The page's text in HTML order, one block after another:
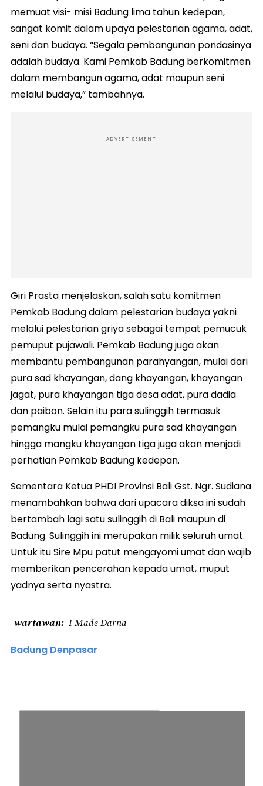
memuat visi- misi Badung lima tahun kedepan,
sangat komit dalam upaya pelestarian agama, adat,
seni dan budaya. “Segala pembangunan pondasinya
adalah budaya. Kami Pemkab Badung berkomitmen
dalam membangun agama, adat maupun seni
melalui budaya,” tambahnya.
ADVERTISEMENT
Giri Prasta menjelaskan, salah satu komitmen
Pemkab Badung dalam pelestarian budaya yakni
melalui pelestarian griya sebagai tempat pemucuk
pemuput pujawali. Pemkab Badung juga akan
membantu pembangunan parahyangan, mulai dari
pura sad khayangan, dang khayangan, khayangan
jagat, pura khayangan tiga desa adat, pura dadia
dan paibon. Selain itu para sulinggih termasuk
pemangku mulai pemangku pura sad khayangan
hingga mangku khayangan tiga juga akan menjadi
perhatian Pemkab Badung kedepan.
Sementara Ketua PHDI Provinsi Bali Gst. Ngr. Sudiana
menambahkan bahwa dari upacara diksa ini sudah
bertambah lagi satu sulinggih di Bali maupun di
Badung. Sulinggih ini merupakan milik seluruh umat.
Untuk itu Sire Mpu patut mengayomi umat dan wajib
memberikan pencerahan kepada umat, muput
yadnya serta nyastra.
wartawan I Made Darna
Badung Denpasar